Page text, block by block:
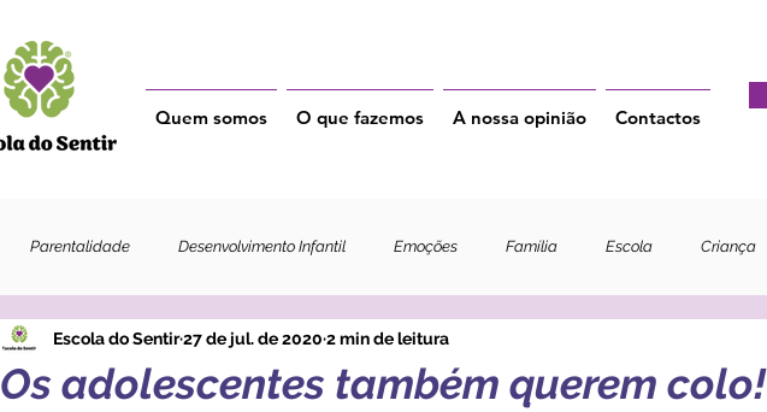
Quem somos O que fazemos A nossa opinião Contactos
Parentalidade Desenvolvimento Infantil Emoções Família Escola Criança
Os adolescentes também querem colo!
Escola do Sentir27 de jul. de 2020 2 min de leitura